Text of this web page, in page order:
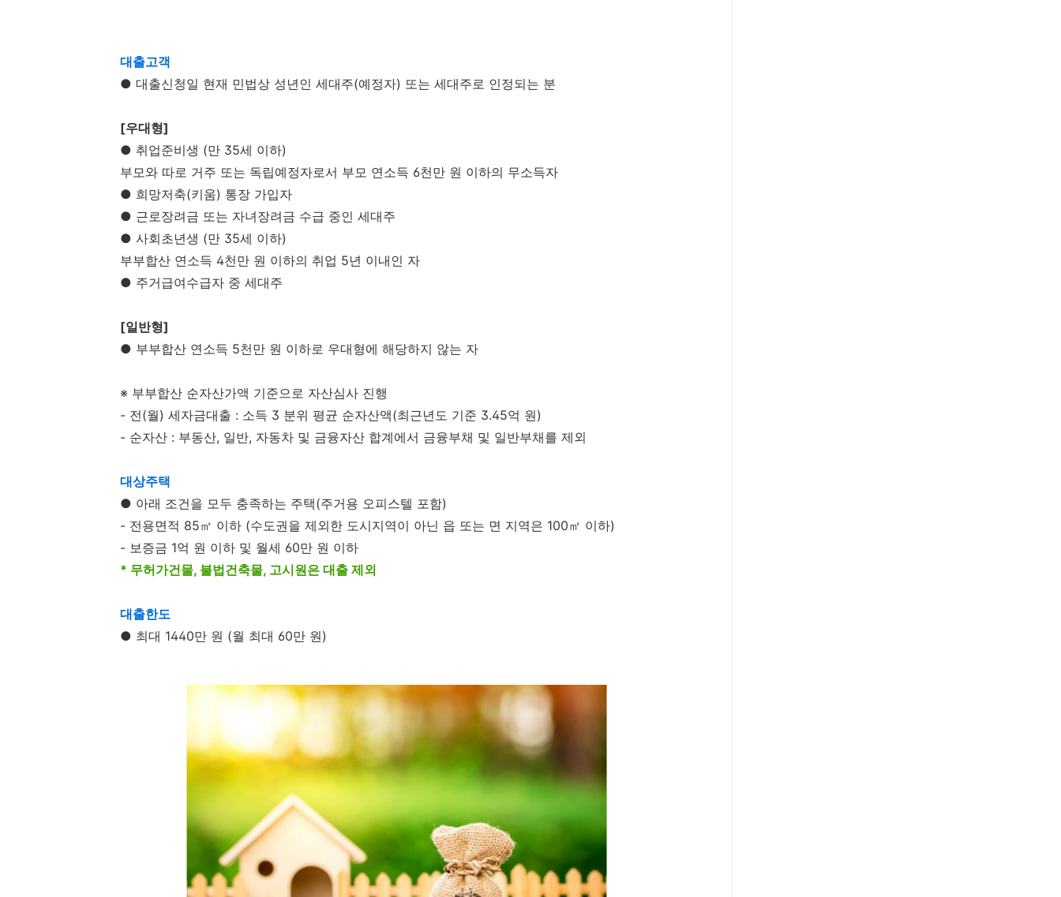
대출고객
● 대출신청일 현재 민법상 성년인 세대주(예정자) 또는 세대주로 인정되는 분
[우대형]
● 취업준비생 (만 35세 이하)
부모와 따로 거주 또는 독립예정자로서 부모 연소득 6천만 원 이하의 무소득자
● 희망저축(키움) 통장 가입자
● 근로장려금 또는 자녀장려금 수급 중인 세대주
● 사회초년생 (만 35세 이하)
부부합산 연소득 4천만 원 이하의 취업 5년 이내인 자
● 주거급여수급자 중 세대주
[일반형]
● 부부합산 연소득 5천만 원 이하로 우대형에 해당하지 않는 자
※ 부부합산 순자산가액 기준으로 자산심사 진행
- 전(월) 세자금대출 : 소득 3 분위 평균 순자산액(최근년도 기준 3.45억 원)
- 순자산 : 부동산, 일반, 자동차 및 금융자산 합계에서 금융부채 및 일반부채를 제외
대상주택
● 아래 조건을 모두 충족하는 주택(주거용 오피스텔 포함)
- 전용면적 85㎡ 이하 (수도권을 제외한 도시지역이 아닌 읍 또는 면 지역은 100㎡ 이하)
- 보증금 1억 원 이하 및 월세 60만 원 이하
* 무허가건물, 불법건축물, 고시원은 대출 제외
대출한도
● 최대 1440만 원 (월 최대 60만 원)